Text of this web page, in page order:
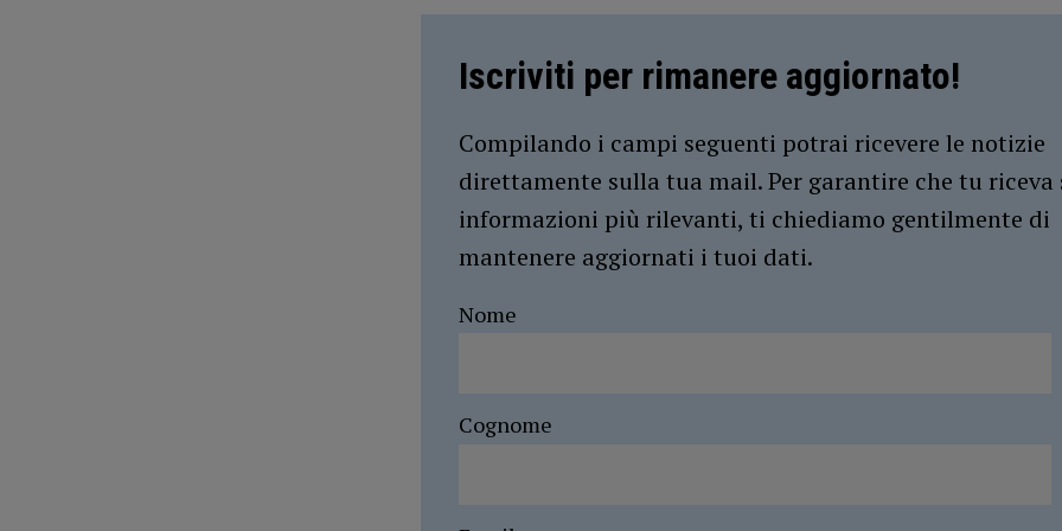
Iscriviti per rimanere aggiornato!
Compilando i campi seguenti potrai ricevere le notizie
direttamente sulla tua mail. Per garantire che tu riceva
informazioni più rilevanti, ti chiediamo gentilmente di
mantenere aggiornati i tuoi dati.
Nome
Cognome